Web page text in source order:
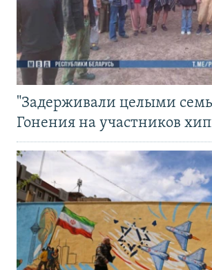
"Задерживали целыми
Гонения на участников